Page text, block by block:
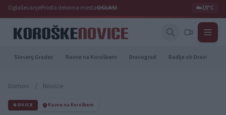
OglaševanjeProsta delovna mestaOGLASI ☁️18°C
Slovenj Gradec Ravne na Koroškem Dravograd Radlje ob Dravi
Domov / Novice
NOVICE Ravne na Koroškem